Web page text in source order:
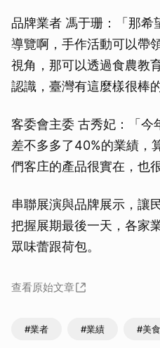
品牌業者 馮于珊：「那希
導覽啊，手作活動可以帶
視角，那可以透過食農教
認識，臺灣有這麼樣很棒
客委會主委 古秀妃：「今
差不多多了40%的業績，
們客庄的產品很實在，也
串聯展演與品牌展示，讓
把握展期最後一天，各家
眾味蕾跟荷包。
查看原始文章
#業者 #業績 #美食